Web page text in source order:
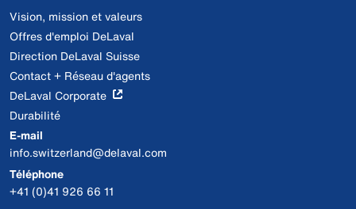
Vision, mission et valeurs
Offres d'emploi DeLaval
Direction DeLaval Suisse
Contact + Réseau d'agents
DeLaval Corporate
Durabilité
E-mail
info.switzerland@delaval.com
Téléphone
+41 (0)41 926 66 11